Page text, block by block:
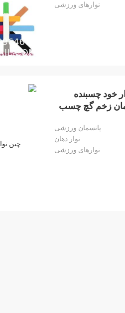
نوارهای ورزشی
خود چسبنده
زخم گچ چسب
پانسمان ورزشی
نوار دهان
نوارهای ورزشی